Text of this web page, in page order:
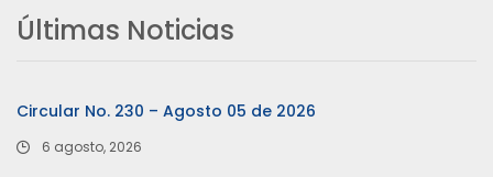
Últimas Noticias
Circular No. 230 – Agosto 05 de 2026
6 agosto, 2026